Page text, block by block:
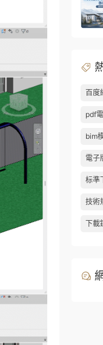
百度
pdf
bim
電子
标準
技術
下載